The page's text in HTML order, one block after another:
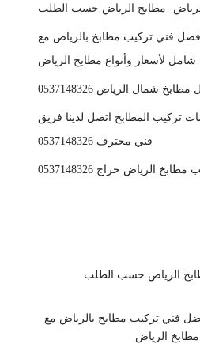
-مطابخ الرياض حسب الطلب
فني تركيب مطابخ بالرياض مع
شامل لأسعار وأنواع مطابخ الرياض
شمال الرياض 0537148326
تركيب المطابخ اتصل لدينا فريق
فني محترف 0537148326
مطابخ الرياض حراج 0537148326
الرياض حسب الطلب
فني تركيب مطابخ بالرياض مع
الرياض